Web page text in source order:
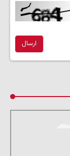
ارسال